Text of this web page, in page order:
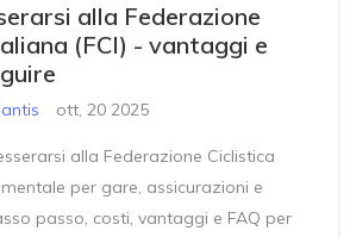
alla Federazione
(FCI) - vantaggi e
ott, 20 2025
alla Federazione Ciclistica
per gare, assicurazioni e
passo, costi, vantaggi e FAQ per